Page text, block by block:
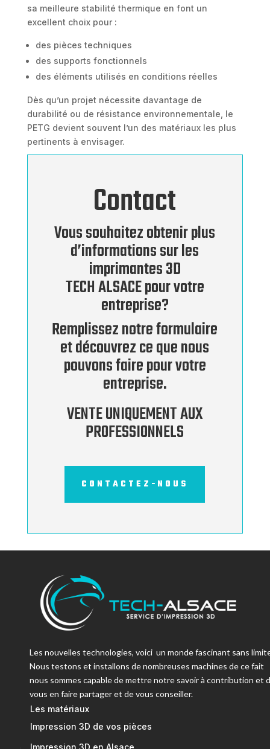
sa meilleure stabilité thermique en font un
excellent choix pour :
des pièces techniques
des supports fonctionnels
des éléments utilisés en conditions réelles
Dès qu’un projet nécessite davantage de
durabilité ou de résistance environnementale, le
PETG devient souvent l’un des matériaux les plus
pertinents à envisager.
Contact
Vous souhaitez obtenir plus
d’informations sur les
imprimantes 3D
TECH ALSACE pour votre
entreprise?
Remplissez notre formulaire
et découvrez ce que nous
pouvons faire pour votre
entreprise.
VENTE UNIQUEMENT AUX
PROFESSIONNELS
CONTACTEZ-NOUS
Les nouvelles technologies, voici un monde fascinant sans
Nous testons et installons de nombreuses machines de ce fait
nous sommes capable de mettre notre savoir à contribution et
vous en faire partager et de vous conseiller.
Les matériaux
Impression 3D de vos pièces
Impression 3D en Alsace